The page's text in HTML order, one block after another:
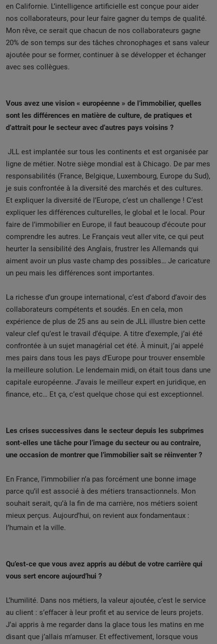
en Californie. L’intelligence artificielle est conçue pour aider
nos collaborateurs, pour leur faire gagner du temps de qualité.
Mon rêve, ce serait que chacun de nos collaborateurs gagne
20% de son temps sur des tâches chronophages et sans valeur
ajoutée pour se former, continuer à se développer et échanger
avec ses collègues.
Vous avez une vision « européenne » de l’immobilier, quelles
sont les différences en matière de culture, de pratiques et
d’attrait pour le secteur avec d’autres pays voisins ?
JLL est implantée sur tous les continents et est organisée par
ligne de métier. Notre siège mondial est à Chicago. De par mes
responsabilités (France, Belgique, Luxembourg, Europe du Sud),
je suis confrontée à la diversité des marchés et des cultures.
Et expliquer la diversité de l’Europe, c’est un challenge ! C’est
expliquer les différences culturelles, le global et le local. Pour
faire de l’immobilier en Europe, il faut beaucoup d’écoute pour
comprendre les autres. Le Français veut aller vite, ce qui peut
heurter la sensibilité des Anglais, frustrer les Allemands qui
aiment avoir un plus vaste champ des possibles… Je caricature
un peu mais les différences sont importantes.
La richesse d’un groupe international, c’est d’abord d’avoir des
collaborateurs compétents et soudés. En en cela, mon
expérience de plus de 25 ans au sein de JLL illustre bien cette
valeur clef qu’est le travail d’équipe. A titre d’exemple, j’ai été
confrontée à un sujet managérial cet été. À minuit, j’ai appelé
mes pairs dans tous les pays d’Europe pour trouver ensemble
la meilleure solution. Le lendemain midi, on était tous dans une
capitale européenne. J’avais le meilleur expert en juridique, en
finance, etc… Et ça, c’est quelque chose qui est exceptionnel.
Les crises successives dans le secteur depuis les subprimes
sont-elles une tâche pour l’image du secteur ou au contraire,
une occasion de montrer que l’immobilier sait se réinventer ?
En France, l’immobilier n’a pas forcément une bonne image
parce qu’il est associé à des métiers transactionnels. Mon
souhait serait, qu’à la fin de ma carrière, nos métiers soient
mieux perçus. Aujourd’hui, on revient aux fondamentaux :
l’humain et la ville.
Qu’est-ce que vous avez appris au début de votre carrière qui
vous sert encore aujourd’hui ?
L’humilité. Dans nos métiers, la valeur ajoutée, c’est le service
au client : s’effacer à leur profit et au service de leurs projets.
J’ai appris à me regarder dans la glace tous les matins en me
disant que j’allais m’amuser. Et effectivement, lorsque vous